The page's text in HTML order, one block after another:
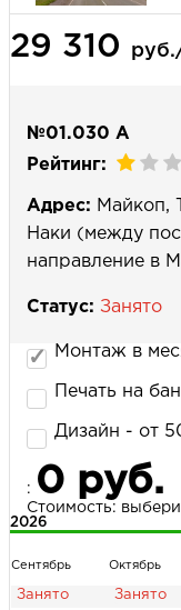
Выберите
29 310
№01.030 А
Рейтинг:
Адрес: Майкоп,
Наки (между
направление в
Статус: Занято
Монтаж в
Печать на
Дизайн - от
: 0 руб.
Стоимость:
2026
Сентябрь Октябрь